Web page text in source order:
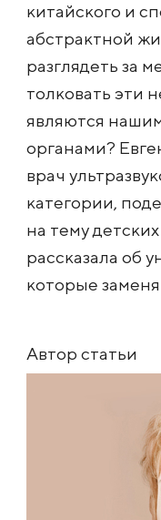
китайского и
абстрактной
разглядеть за
толковать эти
являются
органами?
врач
категории,
на тему
рассказала об
которые
Автор статьи